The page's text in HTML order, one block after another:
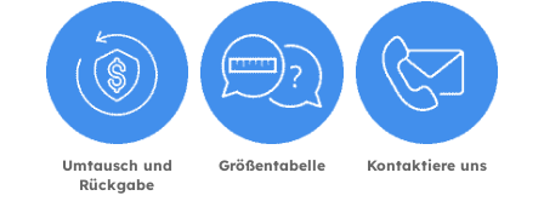
Umtausch und
Rückgabe
Größentabelle Kontaktiere uns